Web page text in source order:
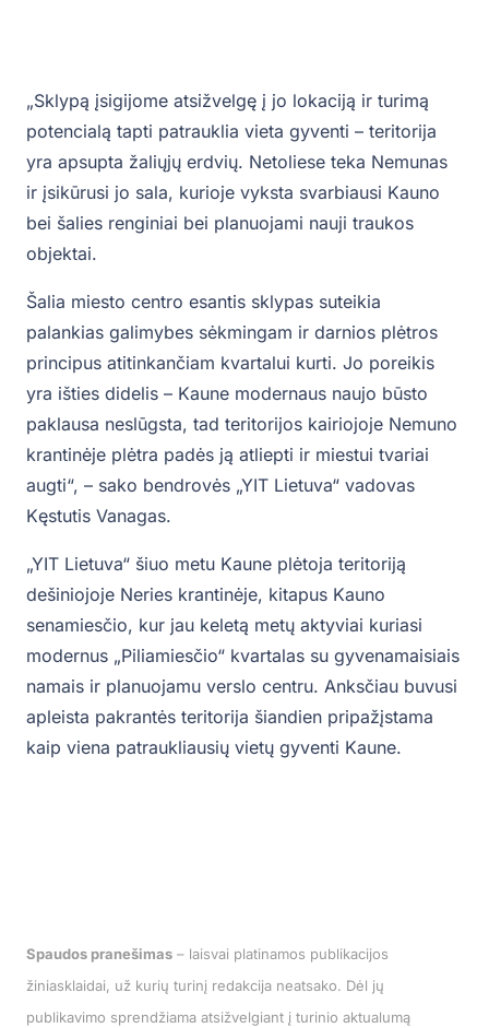
„Sklypą įsigijome atsižvelgę į jo lokaciją ir turimą
potencialą tapti patrauklia vieta gyventi – teritorija
yra apsupta žaliųjų erdvių. Netoliese teka Nemunas
ir įsikūrusi jo sala, kurioje vyksta svarbiausi Kauno
bei šalies renginiai bei planuojami nauji traukos
objektai.
Šalia miesto centro esantis sklypas suteikia
palankias galimybes sėkmingam ir darnios plėtros
principus atitinkančiam kvartalui kurti. Jo poreikis
yra išties didelis – Kaune modernaus naujo būsto
paklausa neslūgsta, tad teritorijos kairiojoje Nemuno
krantinėje plėtra padės ją atliepti ir miestui tvariai
augti“, – sako bendrovės „YIT Lietuva“ vadovas
Kęstutis Vanagas.
„YIT Lietuva“ šiuo metu Kaune plėtoja teritoriją
dešiniojoje Neries krantinėje, kitapus Kauno
senamiesčio, kur jau keletą metų aktyviai kuriasi
modernus „Piliamiesčio“ kvartalas su gyvenamaisiais
namais ir planuojamu verslo centru. Anksčiau buvusi
apleista pakrantės teritorija šiandien pripažįstama
kaip viena patraukliausių vietų gyventi Kaune.
Spaudos pranešimas – laisvai platinamos publikacijos
žiniasklaidai, už kurių turinį redakcija neatsako. Dėl jų
publikavimo sprendžiama atsižvelgiant į turinio aktualumą